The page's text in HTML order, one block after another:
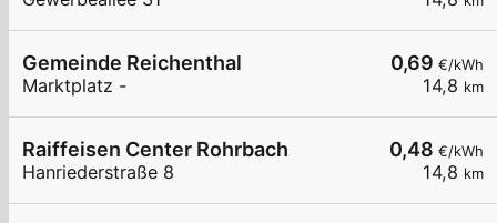
0,69 €/kWh
14,8 km
Gemeinde Reichenthal
Marktplatz -
0,48 €/kWh
14,8 km
Raiffeisen Center Rohrbach
Hanriederstraße 8